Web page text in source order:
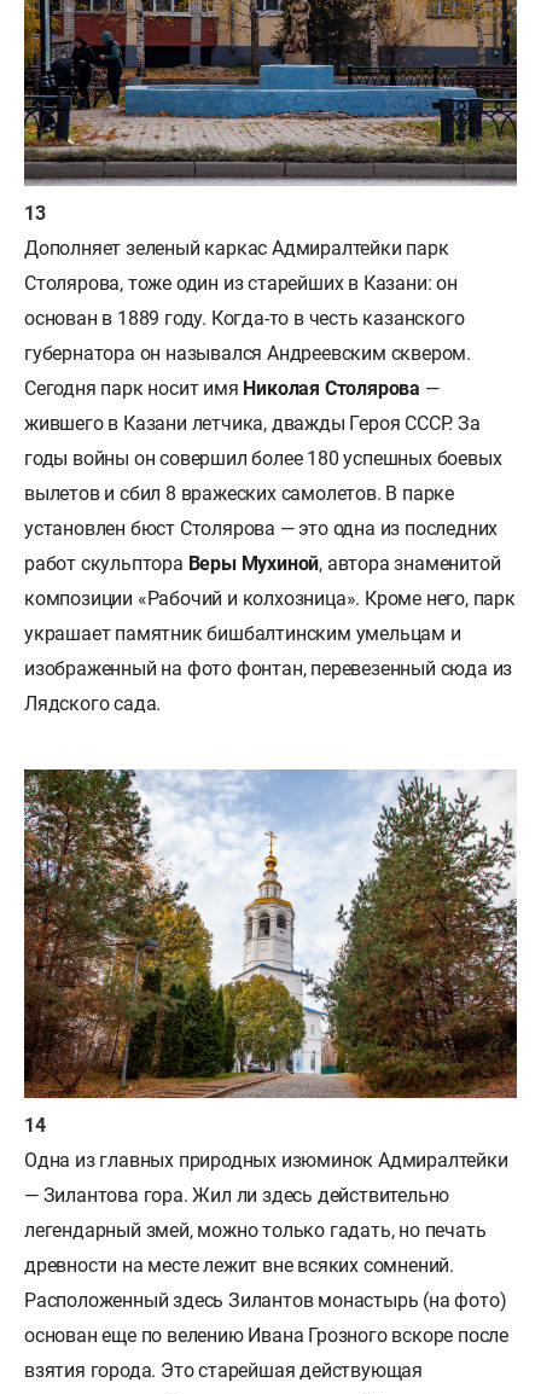
Дополняет зеленый каркас Адмиралтейки парк
Столярова, тоже один из старейших в Казани: он
основан в 1889 году. Когда-то в честь казанского
губернатора он назывался Андреевским сквером.
Сегодня парк носит имя Николая Столярова —
жившего в Казани летчика, дважды Героя СССР. За
годы войны он совершил более 180 успешных боевых
вылетов и сбил 8 вражеских самолетов. В парке
установлен бюст Столярова — это одна из последних
работ скульптора Веры Мухиной, автора знаменитой
композиции «Рабочий и колхозница». Кроме него, парк
украшает памятник бишбалтинским умельцам и
изображенный на фото фонтан, перевезенный сюда из
Лядского сада.
Одна из главных природных изюминок Адмиралтейки
— Зилантова гора. Жил ли здесь действительно
легендарный змей, можно только гадать, но печать
древности на месте лежит вне всяких сомнений.
Расположенный здесь Зилантов монастырь (на фото)
основан еще по велению Ивана Грозного вскоре после
взятия города. Это старейшая действующая